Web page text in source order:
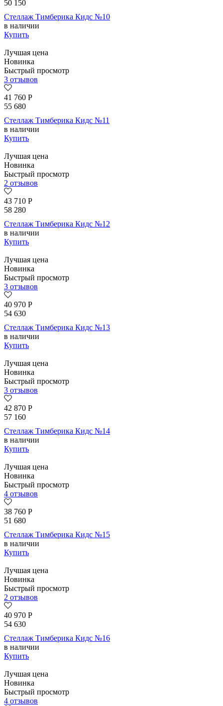
50 150
Стеллаж Тимберика Кидс №10
в наличии
Купить
Лучшая цена
Новинка
Быстрый просмотр
3 отзывов
41 760 Р
55 680
Стеллаж Тимберика Кидс №11
в наличии
Купить
Лучшая цена
Новинка
Быстрый просмотр
2 отзывов
43 710 Р
58 280
Стеллаж Тимберика Кидс №12
в наличии
Купить
Лучшая цена
Новинка
Быстрый просмотр
3 отзывов
40 970 Р
54 630
Стеллаж Тимберика Кидс №13
в наличии
Купить
Лучшая цена
Новинка
Быстрый просмотр
3 отзывов
42 870 Р
57 160
Стеллаж Тимберика Кидс №14
в наличии
Купить
Лучшая цена
Новинка
Быстрый просмотр
4 отзывов
38 760 Р
51 680
Стеллаж Тимберика Кидс №15
в наличии
Купить
Лучшая цена
Новинка
Быстрый просмотр
2 отзывов
40 970 Р
54 630
Стеллаж Тимберика Кидс №16
в наличии
Купить
Лучшая цена
Новинка
Быстрый просмотр
4 отзывов